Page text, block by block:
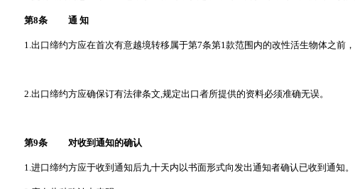
第8条 通 知
1.出口缔约方应在首次有意越境转移属于第7条第1款范围内的改性活生物体之前
2.出口缔约方应确保订有法律条文,规定出口者所提供的资料必须准确无误。
第9条 对收到通知的确认
1.进口缔约方应于收到通知后九十天内以书面形式向发出通知者确认已收到通知。